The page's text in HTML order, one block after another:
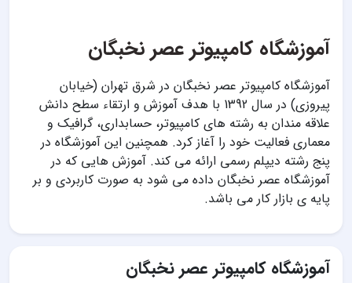
آموزشگاه کامپیوتر عصر نخبگان
آموزشگاه کامپیوتر عصر نخبگان در شرق تهران (خیابان
پیروزی) در سال 1392 با هدف آموزش و ارتقاء سطح دانش
علاقه مندان به رشته های کامپیوتر، حسابداری، گرافیک و
معماری فعالیت خود را آغاز کرد. همچنین این آموزشگاه در
پنج رشته دیپلم رسمی ارائه می کند. آموزش هایی که در
آموزشگاه عصر نخبگان داده می شود به صورت کاربردی و بر
پایه ی بازار کار می باشد.
آموزشگاه کامپیوتر عصر نخبگان